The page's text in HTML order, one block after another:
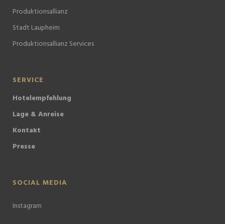
Produktionsallianz
Stadt Laupheim
Produktionsallianz Services
SERVICE
Hotelempfehlung
Lage & Anreise
Kontakt
Presse
SOCIAL MEDIA
Instagram